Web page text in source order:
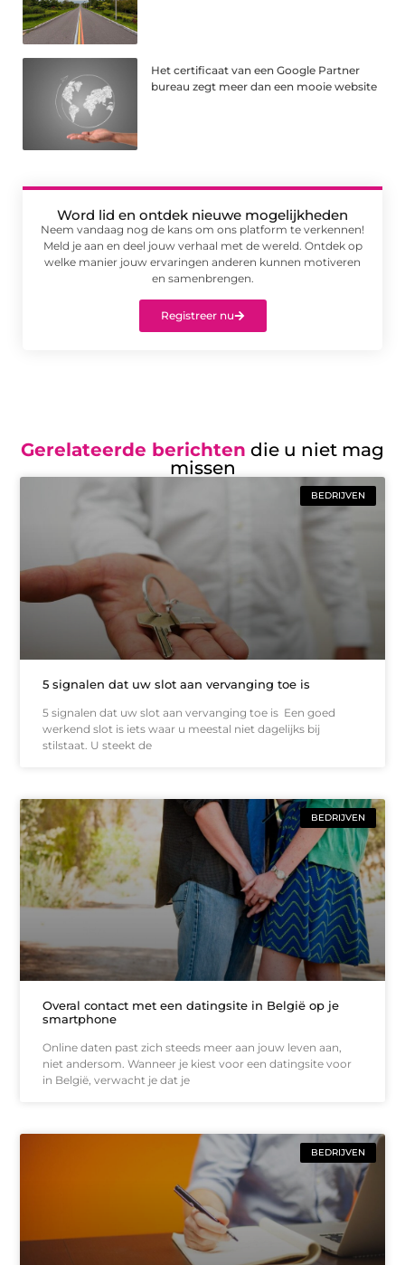
Het certificaat van een Google Partner
bureau zegt meer dan een mooie website
Word lid en ontdek nieuwe mogelijkheden
Neem vandaag nog de kans om ons platform te verkennen!
Meld je aan en deel jouw verhaal met de wereld. Ontdek op
welke manier jouw ervaringen anderen kunnen motiveren
en samenbrengen.
Registreer nu
Gerelateerde berichten die u niet mag
missen
BEDRIJVEN
5 signalen dat uw slot aan vervanging toe is
5 signalen dat uw slot aan vervanging toe is Een goed
werkend slot is iets waar u meestal niet dagelijks bij
stilstaat. U steekt de
BEDRIJVEN
Overal contact met een datingsite in België op je
smartphone
Online daten past zich steeds meer aan jouw leven aan,
niet andersom. Wanneer je kiest voor een datingsite voor
in België, verwacht je dat je
BEDRIJVEN